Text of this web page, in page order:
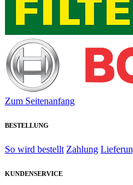
Zum Seitenanfang
BESTELLUNG
So wird bestellt Zahlung
KUNDENSERVICE